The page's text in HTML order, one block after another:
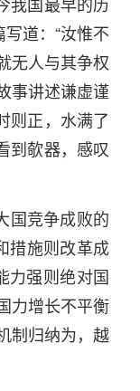
道：“汝惟不
无人与其争权
事讲述谦虚谨
则正，水满了
到欹器，感叹
国竞争成败的
措施则改革成
力强则绝对国
力增长不平衡
制归纳为，越